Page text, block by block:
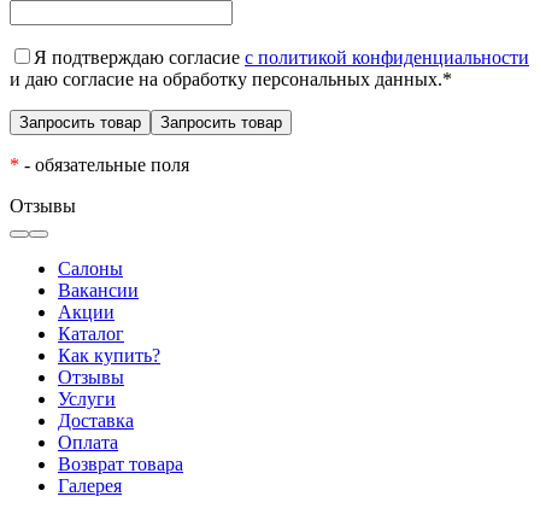
Я подтверждаю согласие с политикой конфиденциальности
и даю согласие на обработку персональных данных.*
* - обязательные поля
Отзывы
Салоны
Вакансии
Акции
Каталог
Как купить?
Отзывы
Услуги
Доставка
Оплата
Возврат товара
Галерея